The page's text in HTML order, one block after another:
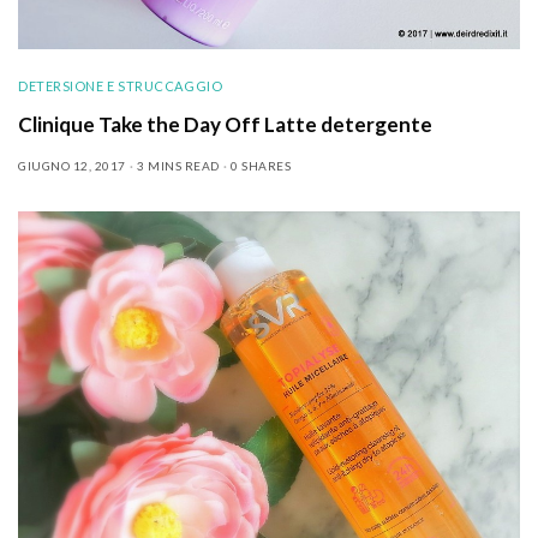
DETERSIONE E STRUCCAGGIO
Clinique Take the Day Off Latte detergente
GIUGNO 12, 2017 3 MINS READ 0 SHARES